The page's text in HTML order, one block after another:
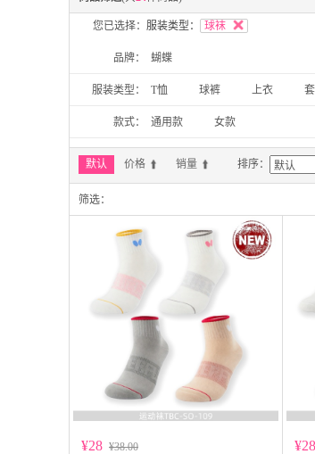
您已选择： 服装类型： 球袜
品牌： 蝴蝶
服装类型： T恤 球裤 上衣
款式： 通用款 女款
默认 价格 销量 排序：
筛选：
¥28 ¥38.00 ¥28